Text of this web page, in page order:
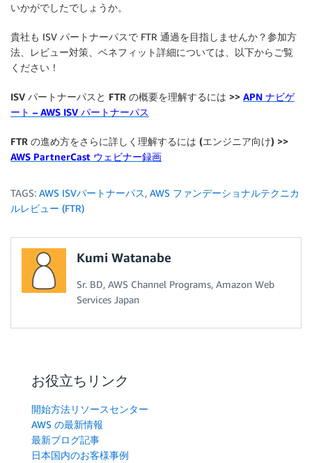
いかがでしたでしょうか。
貴社も ISV パートナーパスで FTR 通過を目指しませんか？参加方
法、レビュー対策、ベネフィット詳細については、以下からご覧
ください！
ISV パートナーパスと FTR の概要を理解するには >> APN ナビゲ
ート – AWS ISV パートナーパス
FTR の進め方をさらに詳しく理解するには (エンジニア向け) >>
AWS PartnerCast ウェビナー録画
TAGS: AWS ISVパートナーパス, AWS ファンデーショナルテクニカ
ルレビュー (FTR)
Kumi Watanabe
Sr. BD, AWS Channel Programs, Amazon Web
Services Japan
お役立ちリンク
開始方法リソースセンター
AWS の最新情報
最新ブログ記事
日本国内のお客様事例